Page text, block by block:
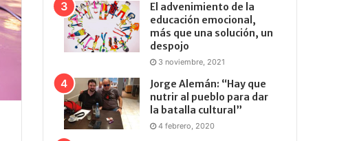
El advenimiento de la
educación emocional,
más que una solución, un
despojo
3 noviembre, 2021
Jorge Alemán: “Hay que
nutrir al pueblo para dar
la batalla cultural”
4 febrero, 2020